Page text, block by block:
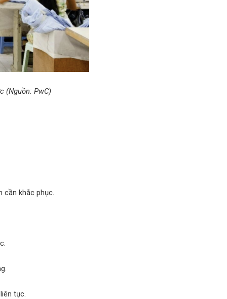
(Nguồn: PwC)
cần khắc phục.
tục.